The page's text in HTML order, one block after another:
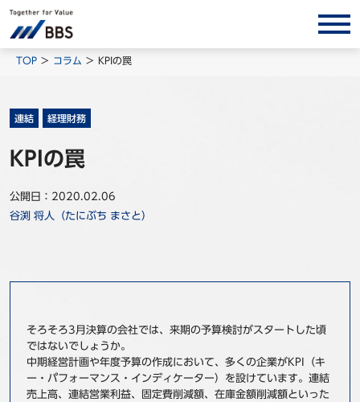
サービス/ソリューション
事例
TOP コラム KPIの罠
連結 経理財務
KPIの罠
公開日：2020.02.06
谷渕 将人（たにぶち まさと）
そろそろ3月決算の会社では、来期の予算検討がスタートした頃
ではないでしょうか。
中期経営計画や年度予算の作成において、多くの企業がKPI（キ
ー・パフォーマンス・インディケーター）を設けています。連結
売上高、連結営業利益、固定費削減額、在庫金額削減額といった